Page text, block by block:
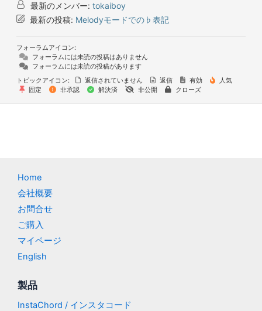
最新のメンバー: tokaiboy
最新の投稿: Melodyモードでの♭表記
フォーラムアイコン:
フォーラムには未読の投稿はありません
フォーラムには未読の投稿があります
トピックアイコン:
返信されていません 返信 有効
人気
固定
非承認 解決済 非公開 クローズ
Home
会社概要
お問合せ
ご購入
マイページ
English
製品
InstaChord / インスタコード